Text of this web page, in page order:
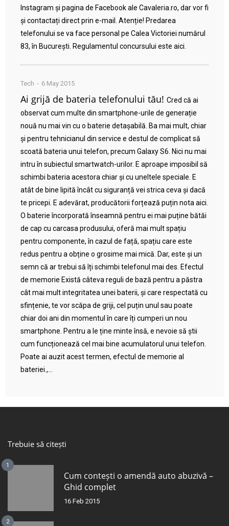
Instagram și pagina de Facebook ale Cavaleria.ro, dar vor fi
și contactați direct prin e-mail. Atenție! Predarea
telefonului se va face personal pe Calea Victoriei numărul
83, în București. Regulamentul concursului este aici.
Tech 6 May 2015
Ai grijă de bateria telefonului tău! Cred că ai
observat cum multe din smartphone-urile de generație
nouă nu mai vin cu o baterie detașabilă. Ba mai mult, chiar
și pentru tehnicianul din service e destul de complicat să
scoată bateria unui telefon, precum Galaxy S6. Nici nu mai
intru în subiectul smartwatch-urilor. E aproape imposibil să
schimbi bateria acestora chiar și cu uneltele speciale. E
atât de bine lipită încât cu siguranță vei strica ceva și dacă
te pricepi. E adevărat, producătorii forțează puțin nota aici.
O baterie încorporată înseamnă pentru ei mai puține bătăi
de cap cu carcasa produsului, oferă mai mult spațiu
pentru componente, în cazul de față, spațiu care este
redus pentru a obține o grosime mai mică. Dar, este și un
semn că ar trebui să îți schimbi telefonul mai des. Efectul
de memorie Există câteva reguli de bază pentru a păstra
cât mai mult integritatea unei baterii, și care respectată cu
sfințenie, te vor scăpa de griji, cel puțin unul sau poate
chiar doi ani din momentul în care îți cumperi un nou
smartphone. Pentru a le ține minte însă, e nevoie să știi
cum funcționează cel mai bine acumulatorul unui telefon.
Poate ai auzit acest termen, efectul de memorie al
bateriei.,...
Trebuie să citești
1
Cum contești o amendă auto abuzivă –
Ghid complet
16 Feb 2015
2